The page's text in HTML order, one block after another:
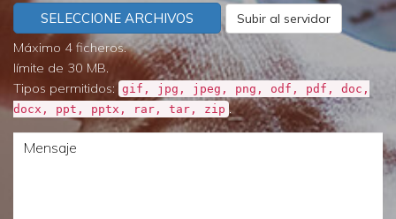
SELECCIONE ARCHIVOS
Subir al servidor
Máximo 4 ficheros.
límite de 30 MB.
Tipos permitidos: gif, jpg, jpeg, png, odf, pdf, doc,
docx, ppt, pptx, rar, tar, zip .
Mensaje